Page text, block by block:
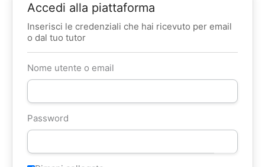
Accedi alla piattaforma
Inserisci le credenziali che hai ricevuto per email
o dal tuo tutor
Nome utente o email
Password